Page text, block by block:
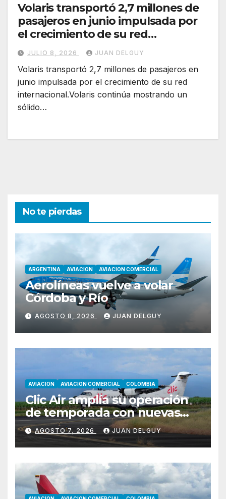
Volaris transportó 2,7 millones de
pasajeros en junio impulsada por
el crecimiento de su red
internacional
JULIO 8, 2026 JUAN DELGUY
Volaris transportó 2,7 millones de pasajeros en
junio impulsada por el crecimiento de su red
internacional.Volaris continúa mostrando un
sólido…
No te pierdas
ARGENTINA AVIACION AVIACION COMERCIAL
Aerolíneas vuelve a volar
Córdoba y Río
AGOSTO 8, 2026 JUAN DELGUY
AVIACION AVIACION COMERCIAL COLOMBIA
Clic Air amplía su operación
de temporada con nuevas
rutas hacia Cartagena y Tolú
AGOSTO 7, 2026 JUAN DELGUY